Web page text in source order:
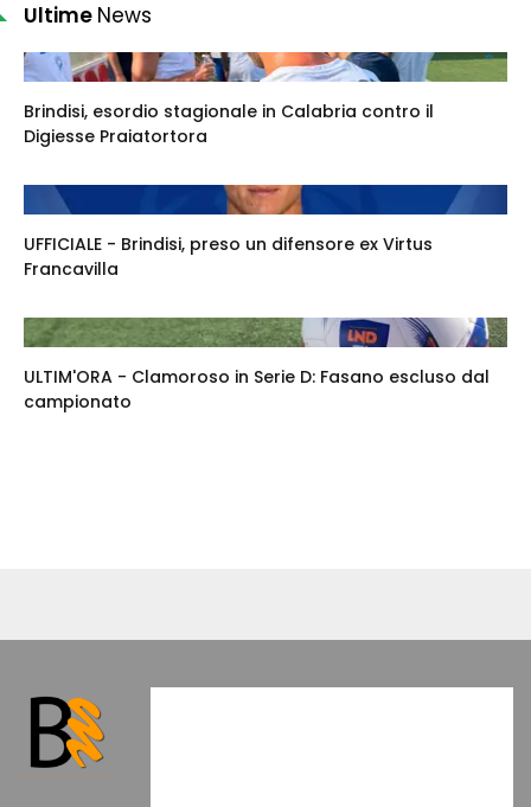
Ultime News
Brindisi, esordio stagionale in Calabria contro il
Digiesse Praiatortora
UFFICIALE - Brindisi, preso un difensore ex Virtus
Francavilla
ULTIM'ORA - Clamoroso in Serie D: Fasano escluso dal
campionato